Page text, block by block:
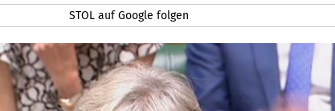
STOL auf Google folgen